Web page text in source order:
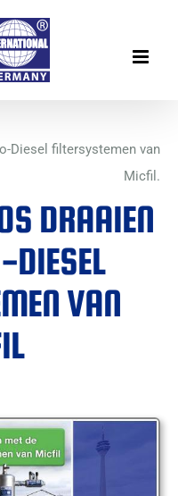
Diesel filtersystemen van
Micfil.
DRAAIEN
DIESEL
VAN